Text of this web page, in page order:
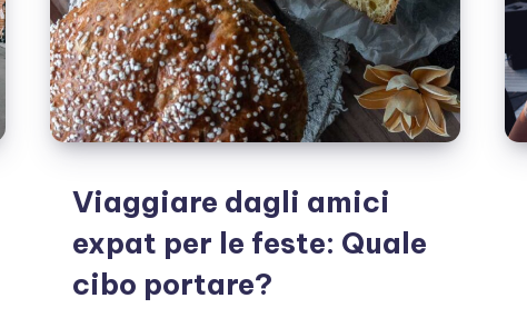
Viaggiare dagli amici
expat per le feste: Quale
cibo portare?